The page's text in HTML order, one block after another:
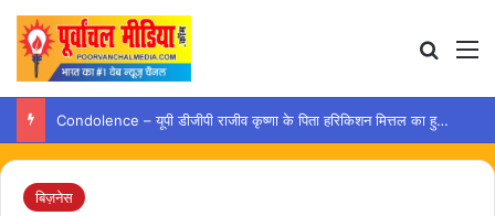
Condolence – यूपी डीजीपी राजीव कृष्णा के पिता हरिकिशन मित्तल का हुआ निधन
बिज़नेस